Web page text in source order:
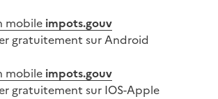
mobile impots.gouv
gratuitement sur Android
mobile impots.gouv
gratuitement sur IOS-Apple